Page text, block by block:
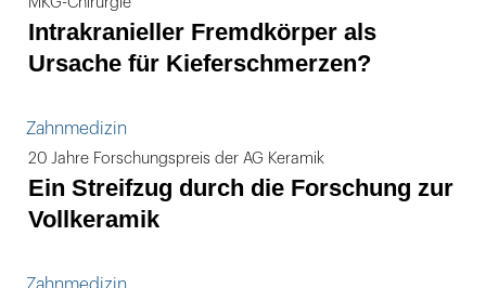
Intrakranieller Fremdkörper als
Ursache für Kieferschmerzen?
Zahnmedizin
20 Jahre Forschungspreis der AG Keramik
Ein Streifzug durch die Forschung zur
Vollkeramik